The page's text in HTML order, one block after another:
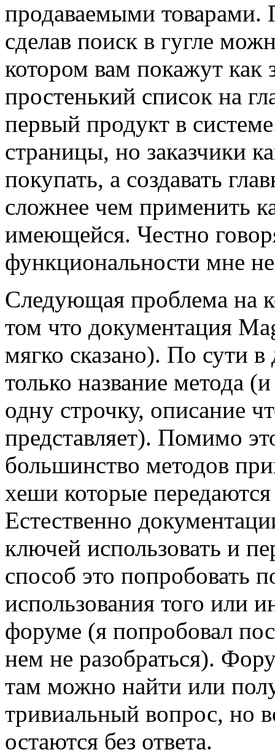
продаваемыми товарами.
сделав поиск в гугле
котором вам покажут как
простенький список на
первый продукт в
страницы, но заказчики
покупать, а создавать
сложнее чем применить
имеющейся. Честно
функциональности мне
Следующая проблема на
том что документация
мягко сказано). По сути
только название метода
одну строчку, описание
представляет). Помимо
большинство методов
хеши которые
Естественно
ключей использовать и
способ это попробовать
использования того или
форуме (я попробовал
нем не разобраться).
там можно найти или
тривиальный вопрос, но
остаются без ответа.